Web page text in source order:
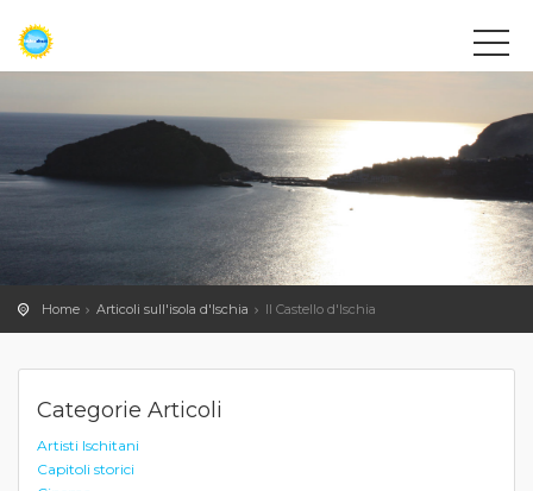
Home Articoli sull'isola d'Ischia Il Castello d'Ischia
Categorie Articoli
Artisti Ischitani
Capitoli storici